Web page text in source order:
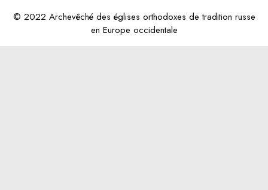
© 2022 Archevêché des églises orthodoxes de tradition russe
en Europe occidentale